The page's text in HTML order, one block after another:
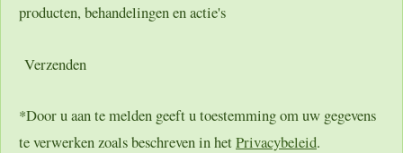
producten, behandelingen en actie's
Verzenden
*Door u aan te melden geeft u toestemming om uw gegevens
te verwerken zoals beschreven in hetPrivacybeleid.